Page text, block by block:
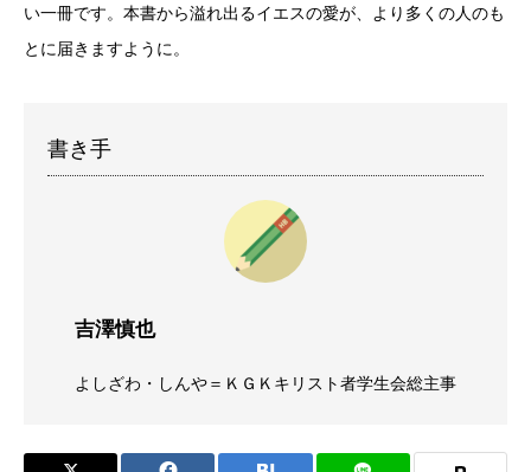
い一冊です。本書から溢れ出るイエスの愛が、より多くの人のも
とに届きますように。
書き手
吉澤慎也
よしざわ・しんや＝ＫＧＫキリスト者学生会総主事